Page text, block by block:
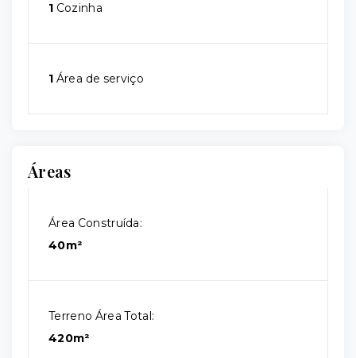
1 Cozinha
1 Área de serviço
Áreas
Área Construída:
40m²
Terreno Área Total:
420m²